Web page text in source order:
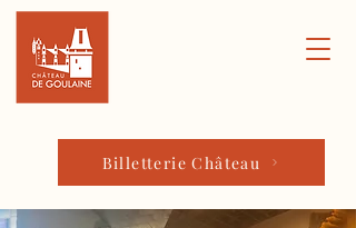
Billetterie Château